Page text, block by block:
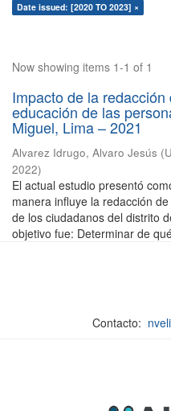
Date issued: [2020 TO 2023] ×
Now showing items 1-1 of 1
Impacto de la
educación de las
Miguel, Lima – 2021
Alvarez Idrugo, Alvaro Jesús (
2022)
El actual estudio presentó
manera influye la redacción
de los ciudadanos del distrito
objetivo fue: Determinar de
Contacto: